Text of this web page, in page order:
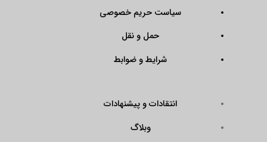
سیاست حریم خصوصی
حمل و نقل
شرایط و ضوابط
انتقادات و پیشنهادات
وبلاگ